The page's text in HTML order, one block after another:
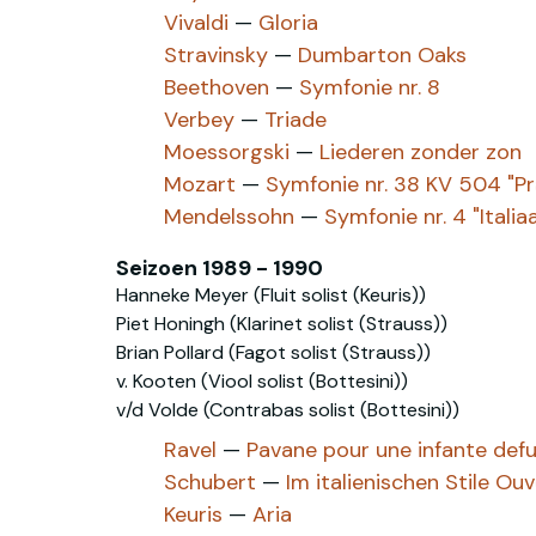
Vivaldi — Gloria
Stravinsky — Dumbarton Oaks
Beethoven — Symfonie nr. 8
Verbey — Triade
Moessorgski — Liederen zonder zon
Mozart — Symfonie nr. 38 KV 504
Mendelssohn — Symfonie nr. 4
Seizoen 1989 - 1990
Hanneke Meyer (Fluit solist (Keuris))
Piet Honingh (Klarinet solist (Strauss))
Brian Pollard (Fagot solist (Strauss))
v. Kooten (Viool solist (Bottesini))
v/d Volde (Contrabas solist (Bottesini))
Ravel — Pavane pour une infante
Schubert — Im italienischen Stile
Keuris — Aria